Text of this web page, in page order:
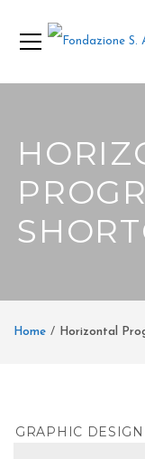
Home Horizontal
GRAPHIC DESIGN